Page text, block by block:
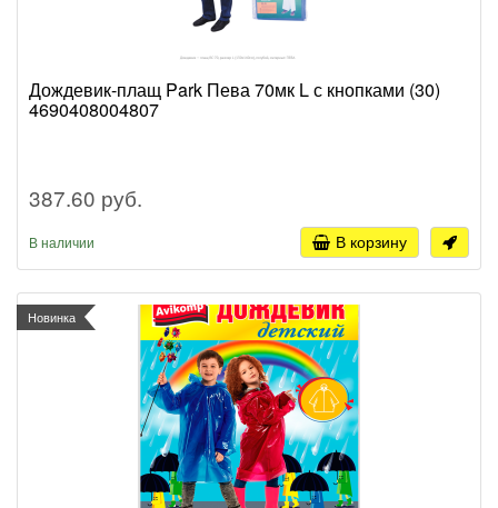
Дождевик-плащ Park Пева 70мк L с кнопками (30)
4690408004807
387.60 руб.
В наличии В корзину
Новинка